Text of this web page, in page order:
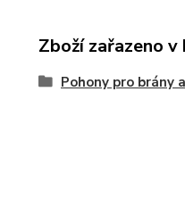
Zboží zařazeno
Pohony pro brány